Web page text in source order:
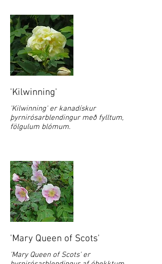
'Kilwinning'
'Kilwinning' er kanadískur
þyrnirósarblendingur með fylltum,
fölgulum blómum.
'Mary Queen of Scots'
'Mary Queen of Scots' er